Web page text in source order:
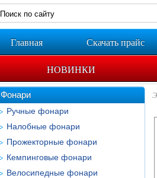
Главная Скачать прайс
НОВИНКИ
Фонари
Ручные фонари
Налобные фонари
Прожекторные фонари
Кемпинговые фонари
Велосипедные фонари